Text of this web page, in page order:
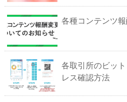
各種コンテンツ
各取引所のビッ
レス確認方法